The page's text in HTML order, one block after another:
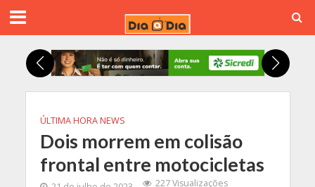
ÚLTIMA HORA NEWS
Dois morrem em colisão
frontal entre motocicletas
227 Visualizações